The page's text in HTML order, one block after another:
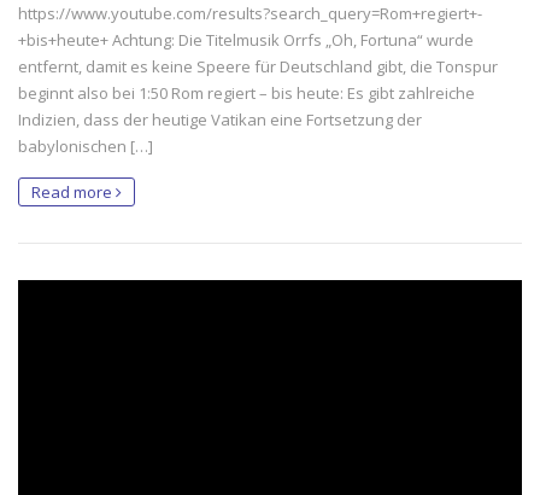
https://www.youtube.com/results?search_query=Rom+regiert+-
+bis+heute+ Achtung: Die Titelmusik Orrfs „Oh, Fortuna“ wurde
entfernt, damit es keine Speere für Deutschland gibt, die Tonspur
beginnt also bei 1:50 Rom regiert – bis heute: Es gibt zahlreiche
Indizien, dass der heutige Vatikan eine Fortsetzung der
babylonischen […]
Read more